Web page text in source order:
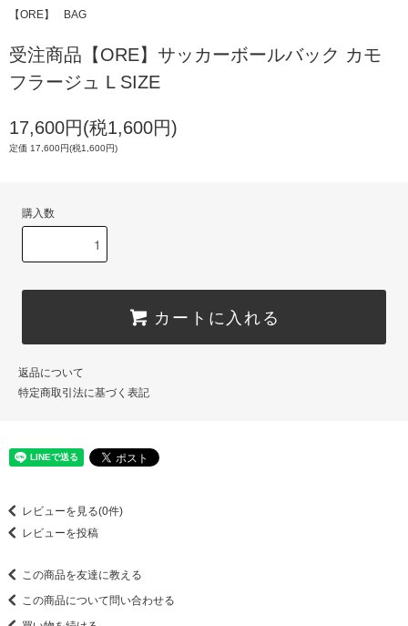
【ORE】 BAG
受注商品【ORE】サッカーボールバック カモ
フラージュ L SIZE
17,600円(税1,600円)
定価 17,600円(税1,600円)
購入数
カートに入れる
返品について
特定商取引法に基づく表記
レビューを見る(0件)
レビューを投稿
この商品を友達に教える
この商品について問い合わせる